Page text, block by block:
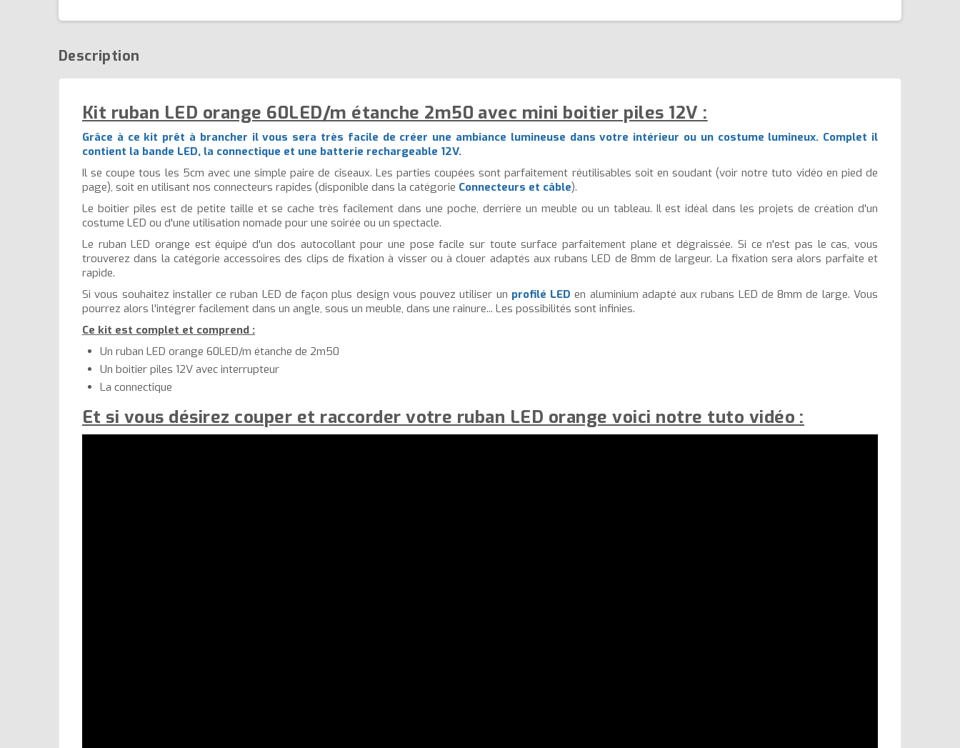
Description
Kit ruban LED orange 60LED/m étanche 2m50 avec mini boitier piles 12V :
Grâce à ce kit prêt à brancher il vous sera très facile de créer une ambiance lumineuse dans votre intérieur ou un costume lumineux. Complet il
contient la bande LED, la connectique et une batterie rechargeable 12V.
Il se coupe tous les 5cm avec une simple paire de ciseaux. Les parties coupées sont parfaitement réutilisables soit en soudant (voir notre tuto vidéo en pied de
page), soit en utilisant nos connecteurs rapides (disponible dans la catégorie Connecteurs et câble).
Le boitier piles est de petite taille et se cache très facilement dans une poche, derrière un meuble ou un tableau. Il est idéal dans les projets de création d'un
costume LED ou d'une utilisation nomade pour une soirée ou un spectacle.
Le ruban LED orange est équipé d'un dos autocollant pour une pose facile sur toute surface parfaitement plane et dégraissée. Si ce n'est pas le cas, vous
trouverez dans la catégorie accessoires des clips de fixation à visser ou à clouer adaptés aux rubans LED de 8mm de largeur. La fixation sera alors parfaite et
rapide.
Si vous souhaitez installer ce ruban LED de façon plus design vous pouvez utiliser un profilé LED en aluminium adapté aux rubans LED de 8mm de large. Vous
pourrez alors l'intégrer facilement dans un angle, sous un meuble, dans une rainure... Les possibilités sont infinies.
Ce kit est complet et comprend :
Un ruban LED orange 60LED/m étanche de 2m50
Un boitier piles 12V avec interrupteur
La connectique
Et si vous désirez couper et raccorder votre ruban LED orange voici notre tuto vidéo :